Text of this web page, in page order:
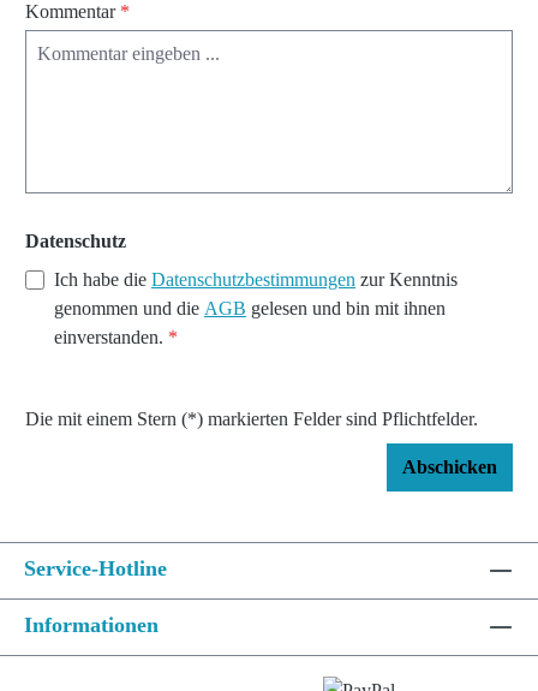
Kommentar *
Datenschutz
Ich habe die Datenschutzbestimmungen zur Kenntnis
genommen und die AGB gelesen und bin mit ihnen
einverstanden. *
Die mit einem Stern (*) markierten Felder sind Pflichtfelder.
Abschicken
Service-Hotline
Informationen